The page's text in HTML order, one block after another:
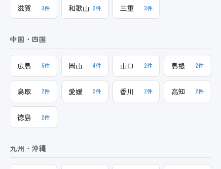
滋賀 3件 和歌山 2件 三重 3件
中国・四国
広島 6件 岡山 4件 山口 2件 島根 2件
鳥取 2件 愛媛 2件 香川 2件 高知 2件
徳島 2件
九州・沖縄